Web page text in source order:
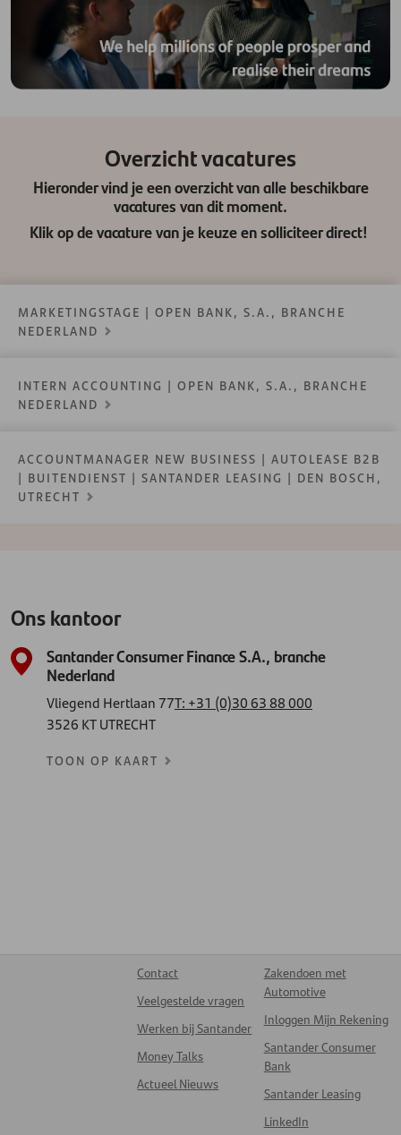
Overzicht vacatures
Hieronder vind je een overzicht van alle beschikbare
vacatures van dit moment.
Klik op de vacature van je keuze en solliciteer direct!
MARKETINGSTAGE | OPEN BANK, S.A., BRANCHE
NEDERLAND
INTERN ACCOUNTING | OPEN BANK, S.A., BRANCHE
NEDERLAND
ACCOUNTMANAGER NEW BUSINESS | AUTOLEASE B2B
| BUITENDIENST | SANTANDER LEASING | DEN BOSCH,
UTRECHT
Ons kantoor
Santander Consumer Finance S.A., branche
Nederland
Vliegend Hertlaan 77
3526 KT UTRECHT
T: +31 (0)30 63 88 000
TOON OP KAART
Contact
Veelgestelde vragen
Werken bij Santander
Money Talks
Actueel Nieuws
Zakendoen met
Automotive
Inloggen Mijn Rekening
Santander Consumer
Bank
Santander Leasing
LinkedIn